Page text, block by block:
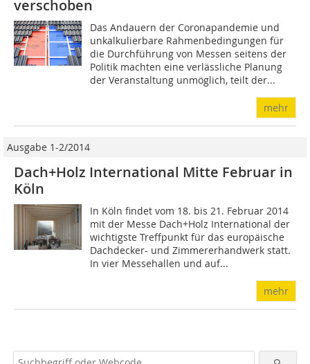
verschoben
Das Andauern der Coronapandemie und
unkalkulierbare Rahmenbedingungen für
die Durchführung von Messen seitens der
Politik machten eine verlässliche Planung
der Veranstaltung unmöglich, teilt der...
mehr
Ausgabe 1-2/2014
Dach+Holz Inter­national Mitte Februar in
Köln
In Köln findet vom 18. bis 21. Februar 2014
mit der Messe Dach+Holz International der
wichtigste Treffpunkt für das europäische
Dachdecker- und Zimmererhandwerk statt.
In vier Messehallen und auf...
mehr